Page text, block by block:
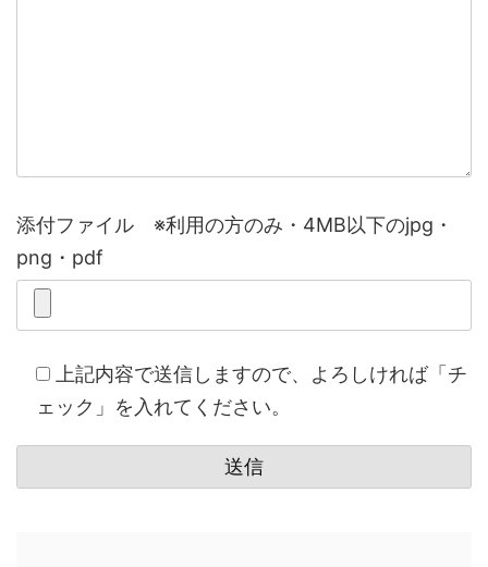
添付ファイル ※利用の方のみ・4MB以下のjpg・
png・pdf
上記内容で送信しますので、よろしければ「チ
ェック」を入れてください。